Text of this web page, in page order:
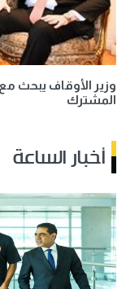
وزير الأوقاف يبحث
المشترك
أخبار الساعة